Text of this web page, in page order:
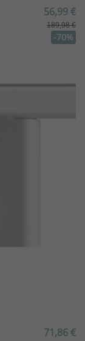
56,99 €
189,98 €
-70%
71,86 €